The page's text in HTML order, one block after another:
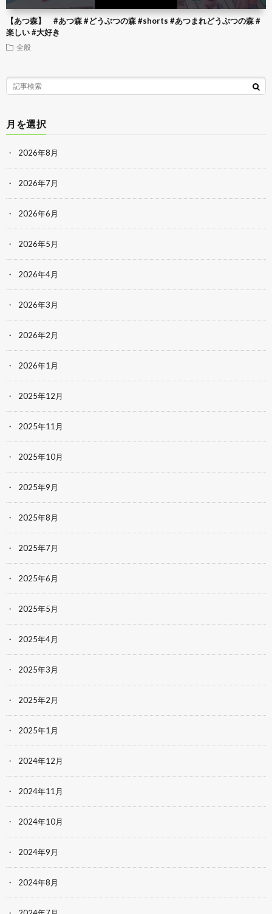
【あつ森】 #あつ森 #どうぶつの森 #shorts #あつまれどうぶつの森 #
楽しい #大好き
全般
月を選択
2026年8月
2026年7月
2026年6月
2026年5月
2026年4月
2026年3月
2026年2月
2026年1月
2025年12月
2025年11月
2025年10月
2025年9月
2025年8月
2025年7月
2025年6月
2025年5月
2025年4月
2025年3月
2025年2月
2025年1月
2024年12月
2024年11月
2024年10月
2024年9月
2024年8月